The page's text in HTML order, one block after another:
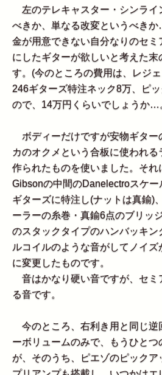
左のテレキャスター・シンライ
べきか、単なる改変というべき
金が用意できない自分なりのセ
にしたギターが欲しいと考えた
す。(今のところの費用は、レジ
246ギターズ特注ネック8万、ピ
ので、14万円くらいでしょうか…
ボディーだけですが安物ギター
カのオクメという合板に使われ
作られたものを使いました。それ
Gibsonの中間のDanelectroスケ
ギターズに特注し(ナットは真鍮)
ーラーの糸巻・真鍮6点のブリッ
のスタックタイプのハンバッキ
ルコイルのような音がしてノイ
に変更したものです。
音はかなり硬い音ですが、セミ
る音です。
今のところ、右利き用と同じ逆
ーボリュームのみで、もうひとつ
が、そのうち、ピエゾのピック